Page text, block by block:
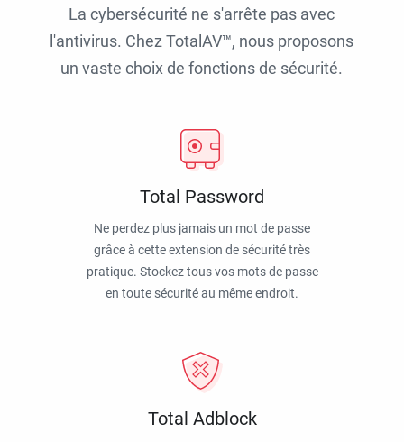
La cybersécurité ne s'arrête pas avec
l'antivirus. Chez TotalAV™, nous proposons
un vaste choix de fonctions de sécurité.
Total Password
Ne perdez plus jamais un mot de passe
grâce à cette extension de sécurité très
pratique. Stockez tous vos mots de passe
en toute sécurité au même endroit.
Total Adblock